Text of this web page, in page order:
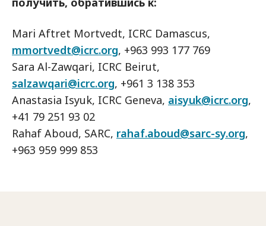
Mari Aftret Mortvedt, ICRC Damascus,
mmortvedt@icrc.org, +963 993 177 769
Sara Al-Zawqari, ICRC Beirut,
salzawqari@icrc.org, +961 3 138 353
Anastasia Isyuk, ICRC Geneva, aisyuk@icrc.org,
+41 79 251 93 02
Rahaf Aboud, SARC, rahaf.aboud@sarc-sy.org,
+963 959 999 853